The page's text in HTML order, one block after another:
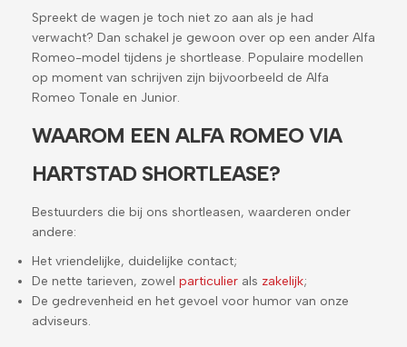
Spreekt de wagen je toch niet zo aan als je had
verwacht? Dan schakel je gewoon over op een ander Alfa
Romeo-model tijdens je shortlease. Populaire modellen
op moment van schrijven zijn bijvoorbeeld de Alfa
Romeo Tonale en Junior.
WAAROM EEN ALFA ROMEO VIA
HARTSTAD SHORTLEASE?
Bestuurders die bij ons shortleasen, waarderen onder
andere:
Het vriendelijke, duidelijke contact;
De nette tarieven, zowel particulier als zakelijk;
De gedrevenheid en het gevoel voor humor van onze
adviseurs.